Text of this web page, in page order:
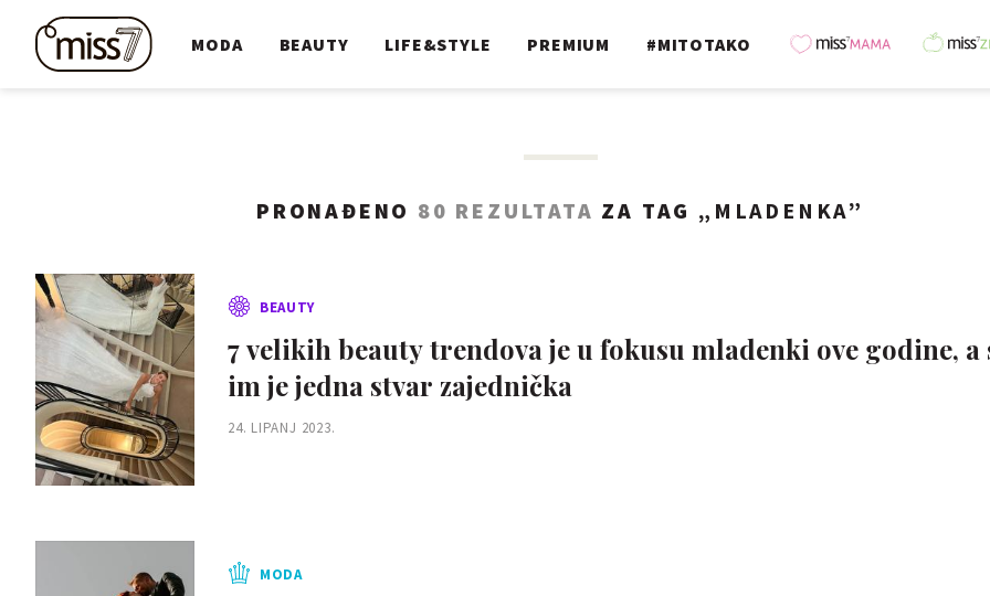
MODA BEAUTY LIFE&STYLE PREMIUM #MITOTAKO
PRONAĐENO 80 REZULTATA ZA TAG „ MLADENKA”
BEAUTY
7 velikih beauty trendova je u fokusu mladenki ove godine, a
im je jedna stvar zajednička
24. LIPANJ 2023.
MODA